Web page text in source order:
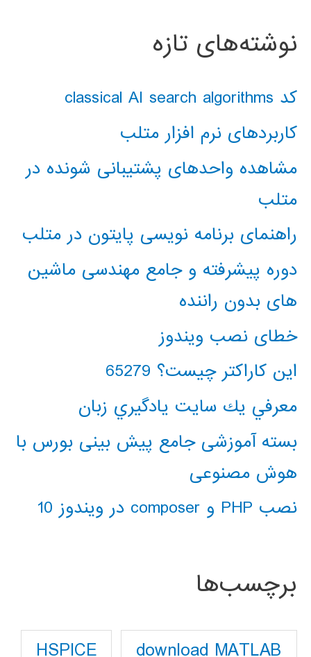
نوشته‌های تازه
کد classical AI search algorithms
کاربردهای نرم افزار متلب
مشاهده واحدهای پشتیبانی شونده در
متلب
راهنمای برنامه نویسی پایتون در متلب
دوره پیشرفته و جامع مهندسی ماشین
های بدون راننده
خطای نصب ویندوز
این کاراکتر چیست؟ 65279
معرفي يك سايت يادگيري زبان
بسته آموزشی جامع پیش بینی بورس با
هوش مصنوعی
نصب PHP و composer در ویندوز 10
برچسب‌ها
download MATLAB
HSPICE